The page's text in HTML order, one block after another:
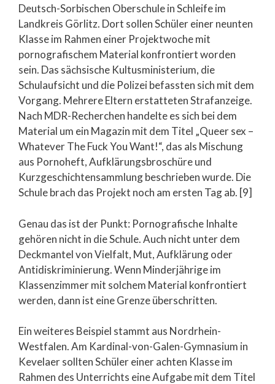
Deutsch-Sorbischen Oberschule in Schleife im
Landkreis Görlitz. Dort sollen Schüler einer neunten
Klasse im Rahmen einer Projektwoche mit
pornografischem Material konfrontiert worden
sein. Das sächsische Kultusministerium, die
Schulaufsicht und die Polizei befassten sich mit dem
Vorgang. Mehrere Eltern erstatteten Strafanzeige.
Nach MDR-Recherchen handelte es sich bei dem
Material um ein Magazin mit dem Titel „Queer sex –
Whatever The Fuck You Want!“, das als Mischung
aus Pornoheft, Aufklärungsbroschüre und
Kurzgeschichtensammlung beschrieben wurde. Die
Schule brach das Projekt noch am ersten Tag ab. [9]
Genau das ist der Punkt: Pornografische Inhalte
gehören nicht in die Schule. Auch nicht unter dem
Deckmantel von Vielfalt, Mut, Aufklärung oder
Antidiskriminierung. Wenn Minderjährige im
Klassenzimmer mit solchem Material konfrontiert
werden, dann ist eine Grenze überschritten.
Ein weiteres Beispiel stammt aus Nordrhein-
Westfalen. Am Kardinal-von-Galen-Gymnasium in
Kevelaer sollten Schüler einer achten Klasse im
Rahmen des Unterrichts eine Aufgabe mit dem Titel